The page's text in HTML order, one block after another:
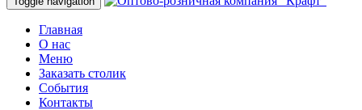
Главная
О нас
Меню
Заказать столик
События
Контакты